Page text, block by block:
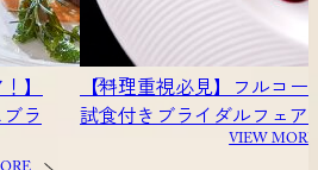
ス
フェア
20時～でも大丈夫！【仕事
りもOK】サクッと相談会
VIEW MORE